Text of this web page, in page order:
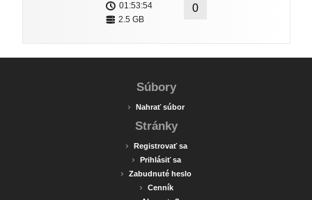
01:53:54
2.5 GB
0
Súbory
› Nahrať súbor
Stránky
› Registrovať sa
› Prihlásiť sa
› Zabudnuté heslo
› Cenník